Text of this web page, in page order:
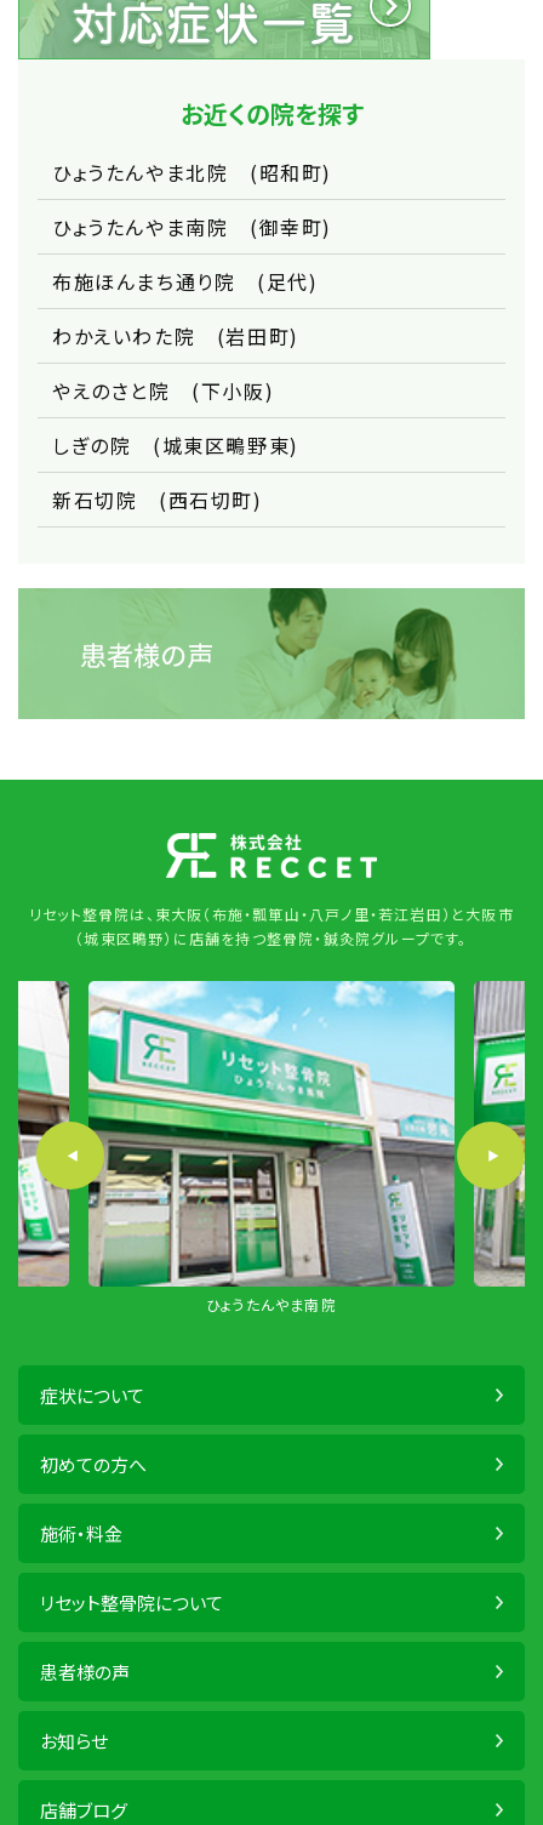
お近くの院を探す
ひょうたんやま北院 (昭和町)
ひょうたんやま南院 (御幸町)
布施ほんまち通り院 (足代)
わかえいわた院 (岩田町)
やえのさと院 (下小阪)
しぎの院 (城東区鴫野東)
新石切院 (西石切町)
リセット整骨院は、東大阪（布施・瓢箪山・八戸ノ里・若江岩田）と大阪市
（城東区鴫野）に店舗を持つ整骨院・鍼灸院グループです。
ひょうたんやま南院
症状について
初めての方へ
施術・料金
リセット整骨院について
患者様の声
お知らせ
店舗ブログ